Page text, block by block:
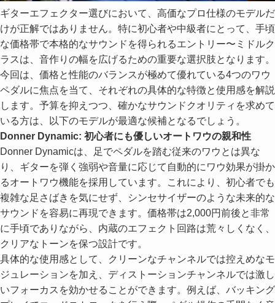
ギターエフェクター選びにおいて、高価なプロ仕様のモデルだ
けが正解ではありません。特に初心者や中級者にとって、手頃
な価格帯で本格的なサウンドを得られるエントリー〜ミドルク
ラスは、音作りの幅を広げるための重要な選択肢となります。
今回は、価格と性能のバランスが極めて優れている4つのワウ
ペダルに焦点を当て、それぞれの具体的な特徴と使用感を解説
します。予算を抑えつつ、確かなサウンドクオリティを求めて
いる方は、以下のモデルが最適な候補となるでしょう。
Donner Dynamic: 初心者にも優しいオートワウの親和性
Donner Dynamicは、足でペダルを踏む従来のワウとは異な
り、ギターを弾く強弱や音量に応じて自動的にワウ効果が掛か
るオートワウ機能を採用しています。これにより、初心者でも
複雑な足さばきを気にせず、シンセサイザーのような未来的な
サウンドを容易に再現できます。価格帯は2,000円前後と非常
に手頃でありながら、内蔵のエフェクト回路は荒々しくなく、
クリアなトーンを保つ設計です。
具体的な使用感として、クリーンなチャンネルでは控えめなモ
ジュレーションを加え、ディストーションチャンネルでは激し
いフォーカスを効かせることができます。例えば、バッキング